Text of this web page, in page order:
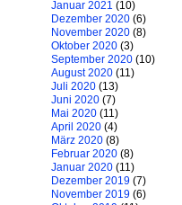
Januar 2021 (10)
Dezember 2020 (6)
November 2020 (8)
Oktober 2020 (3)
September 2020 (10)
August 2020 (11)
Juli 2020 (13)
Juni 2020 (7)
Mai 2020 (11)
April 2020 (4)
März 2020 (8)
Februar 2020 (8)
Januar 2020 (11)
Dezember 2019 (7)
November 2019 (6)